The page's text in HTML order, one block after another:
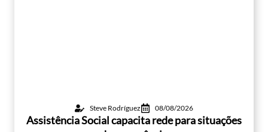
Steve Rodríguez 08/08/2026
Assistência Social capacita rede para situações